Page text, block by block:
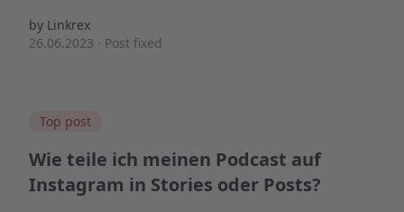
by Linkrex
26.06.2023 · Post fixed
Top post
Wie teile ich meinen Podcast auf
Instagram in Stories oder Posts?